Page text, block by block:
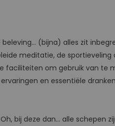
(bijna) alles zit
meditatie, de
faciliteiten om gebruik van te
en essentiële
Oh, bij deze dan… alle schepen